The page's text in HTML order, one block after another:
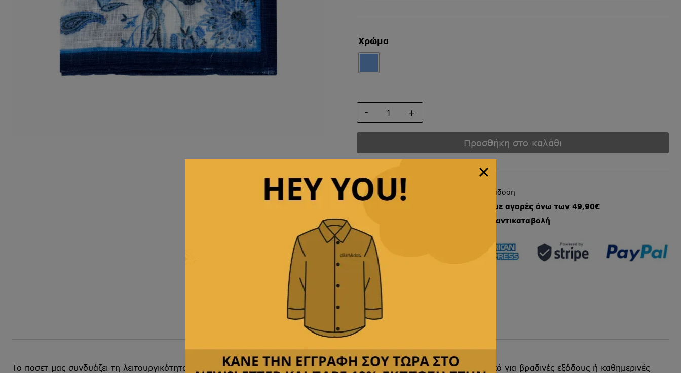
Χρώμα
ΠΟΣΕΤ
ποσότητα
Προσθήκη στο καλάθι
Άμεση αποστολή
& γρήγορη παράδοση
δωρεάν μεταφορικά με αγορές άνω των 49,90€
αντικαταβολή
Κριτικές(0) Αποστολή & Επιστροφές
Το ποσετ μας συνδυάζει τη λειτουργικότητα με την κομψότητα. Με μοντέρνο σχέδιο και εξαιρετική ποιότητα, είναι ιδανικό για βραδινές εξόδους ή καθημερινές